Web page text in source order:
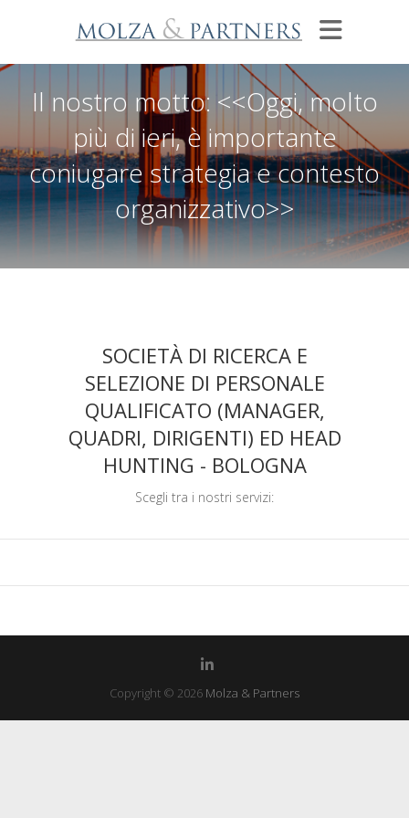
Il nostro motto: <<Oggi, molto
più di ieri, è importante
coniugare strategia e contesto
organizzativo>>
SOCIETÀ DI RICERCA E
SELEZIONE DI PERSONALE
QUALIFICATO (MANAGER,
QUADRI, DIRIGENTI) ED HEAD
HUNTING - BOLOGNA
Scegli tra i nostri servizi:
Copyright © 2026 Molza & Partners